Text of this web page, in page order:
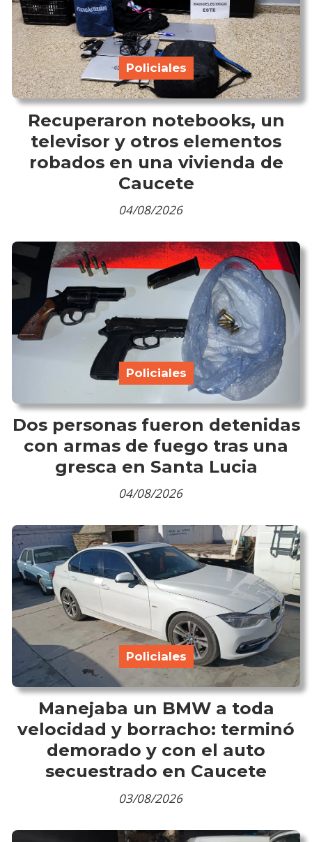
Recuperaron notebooks, un
televisor y otros elementos
robados en una vivienda de
Caucete
Policiales
04/08/2026
Dos personas fueron detenidas
con armas de fuego tras una
gresca en Santa Lucia
Policiales
04/08/2026
Manejaba un BMW a toda
velocidad y borracho: terminó
demorado y con el auto
secuestrado en Caucete
Policiales
03/08/2026